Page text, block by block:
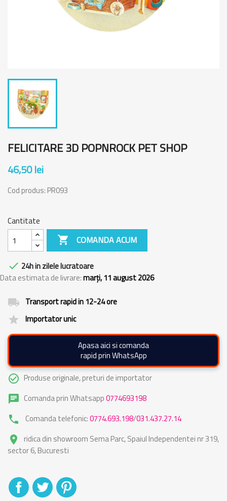
FELICITARE 3D POPNROCK PET SHOP
46,50 lei
Cod produs: PR093
Cantitate
 COMANDA ACUM
 24h in zilele lucratoare
Data estimata de livrare:marți, 11 august 2026
local_shipping Transport rapid in 12-24 ore
grade Importator unic
Apasa aici si comanda
rapid prin WhatsApp
check_circle_outline Produse originale, preturi de importator
chat Comanda prin Whatsapp0774693198
phone Comanda telefonic:0774.693.198/031.437.27.14
place
ridica din showroom Sema Parc, Spaiul Independentei nr 319,
sector 6, Bucuresti
DistribuitiTweet